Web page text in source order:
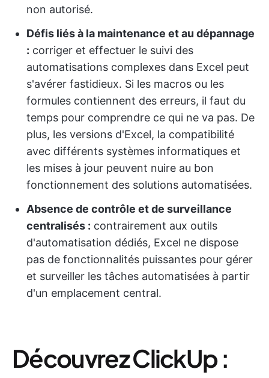
non autorisé.
Défis liés à la maintenance et au dépannage
: corriger et effectuer le suivi des
automatisations complexes dans Excel peut
s'avérer fastidieux. Si les macros ou les
formules contiennent des erreurs, il faut du
temps pour comprendre ce qui ne va pas. De
plus, les versions d'Excel, la compatibilité
avec différents systèmes informatiques et
les mises à jour peuvent nuire au bon
fonctionnement des solutions automatisées.
Absence de contrôle et de surveillance
centralisés : contrairement aux outils
d'automatisation dédiés, Excel ne dispose
pas de fonctionnalités puissantes pour gérer
et surveiller les tâches automatisées à partir
d'un emplacement central.
Découvrez ClickUp :